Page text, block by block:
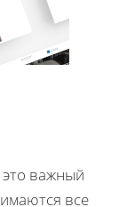
важный
все